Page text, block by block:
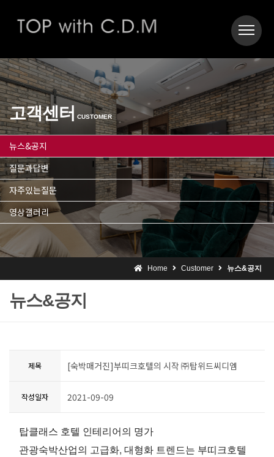
고객센터 CUSTOMER
뉴스&공지
질문과답변
자주있는질문
영상갤러리
Home Customer 뉴스&공지
뉴스&공지
제목 [숙박매거진]부띠크호텔의 시작 ㈜탑위드씨디엠
작성일자 2021-09-09
탑클래스 호텔 인테리어의 명가
관광숙박산업의 고급화, 대형화 트렌드는 부띠크호텔